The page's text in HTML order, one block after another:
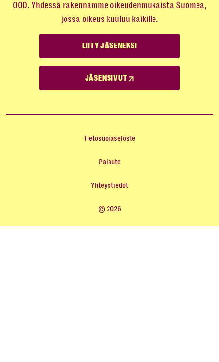
000. Yhdessä rakennamme oikeudenmukaista Suomea,
jossa oikeus kuuluu kaikille.
LIITY JÄSENEKSI
JÄSENSIVUT
Tietosuojaseloste
Palaute
Yhteystiedot
© 2026